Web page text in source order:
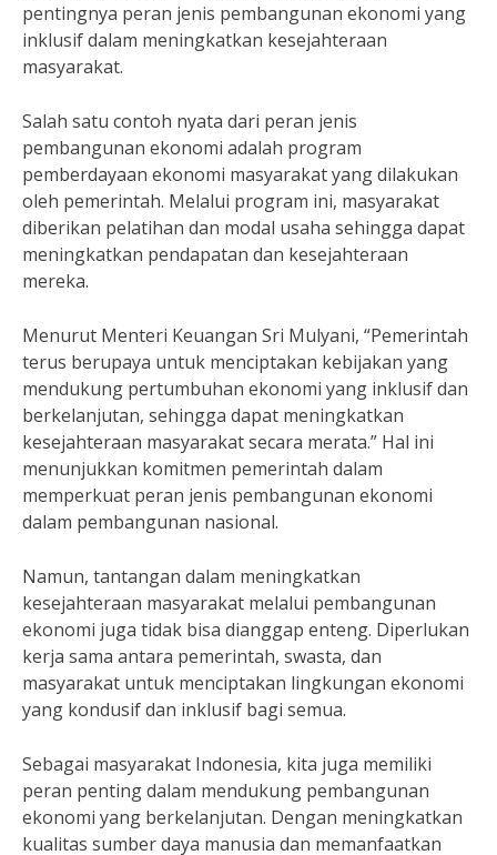
pentingnya peran jenis pembangunan ekonomi yang
inklusif dalam meningkatkan kesejahteraan
masyarakat.
Salah satu contoh nyata dari peran jenis
pembangunan ekonomi adalah program
pemberdayaan ekonomi masyarakat yang dilakukan
oleh pemerintah. Melalui program ini, masyarakat
diberikan pelatihan dan modal usaha sehingga dapat
meningkatkan pendapatan dan kesejahteraan
mereka.
Menurut Menteri Keuangan Sri Mulyani, “Pemerintah
terus berupaya untuk menciptakan kebijakan yang
mendukung pertumbuhan ekonomi yang inklusif dan
berkelanjutan, sehingga dapat meningkatkan
kesejahteraan masyarakat secara merata.” Hal ini
menunjukkan komitmen pemerintah dalam
memperkuat peran jenis pembangunan ekonomi
dalam pembangunan nasional.
Namun, tantangan dalam meningkatkan
kesejahteraan masyarakat melalui pembangunan
ekonomi juga tidak bisa dianggap enteng. Diperlukan
kerja sama antara pemerintah, swasta, dan
masyarakat untuk menciptakan lingkungan ekonomi
yang kondusif dan inklusif bagi semua.
Sebagai masyarakat Indonesia, kita juga memiliki
peran penting dalam mendukung pembangunan
ekonomi yang berkelanjutan. Dengan meningkatkan
kualitas sumber daya manusia dan memanfaatkan